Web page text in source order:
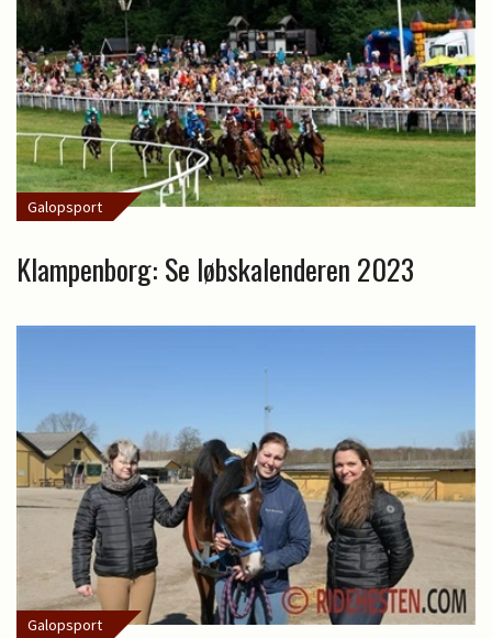
Galopsport
Klampenborg: Se løbskalenderen 2023
Galopsport